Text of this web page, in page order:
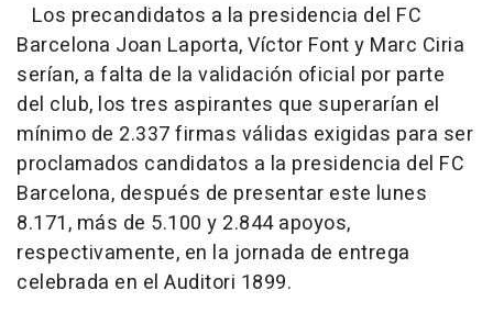
Los precandidatos a la presidencia del FC
Barcelona Joan Laporta, Víctor Font y Marc Ciria
serían, a falta de la validación oficial por parte
del club, los tres aspirantes que superarían el
mínimo de 2.337 firmas válidas exigidas para ser
proclamados candidatos a la presidencia del FC
Barcelona, después de presentar este lunes
8.171, más de 5.100 y 2.844 apoyos,
respectivamente, en la jornada de entrega
celebrada en el Auditori 1899.